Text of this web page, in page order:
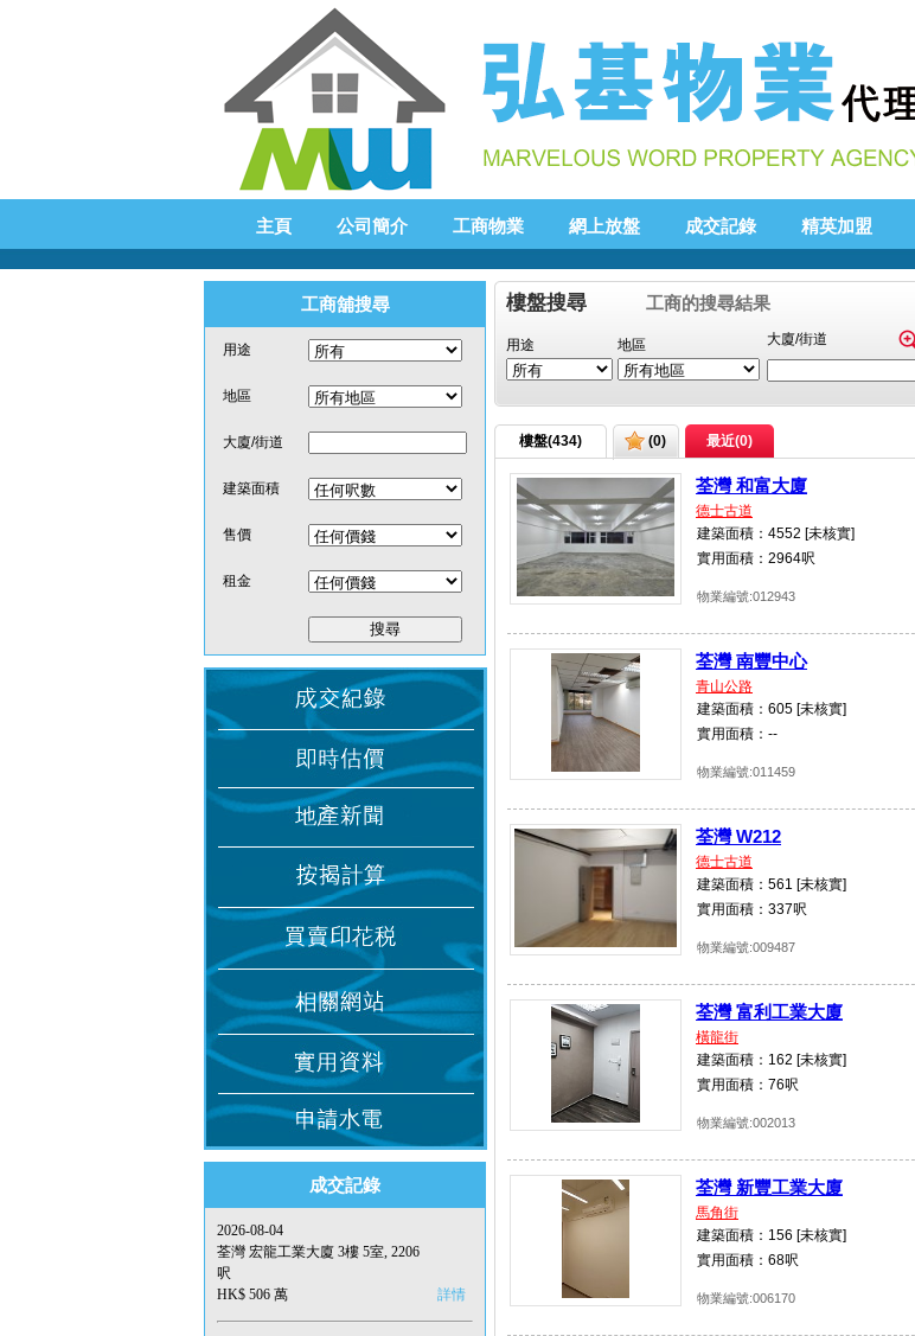
主頁 公司簡介 工商物業 網上放盤 成交記錄 精英加盟
樓盤搜尋 工商的搜尋結果
用途 地區 大廈/街道
樓盤(434) (0) 最近(0)
荃灣 和富大廈
德士古道
建築面積：4552 [未核實]
實用面積：2964呎
物業編號:012943
荃灣 南豐中心
青山公路
建築面積：605 [未核實]
實用面積：--
物業編號:011459
荃灣 W212
德士古道
建築面積：561 [未核實]
實用面積：337呎
物業編號:009487
荃灣 富利工業大廈
橫龍街
建築面積：162 [未核實]
實用面積：76呎
物業編號:002013
荃灣 新豐工業大廈
馬角街
建築面積：156 [未核實]
實用面積：68呎
物業編號:006170
工商舖搜尋
用途
地區
大廈/街道
建築面積
售價
租金
成交記錄
2026-08-04
荃灣 宏龍工業大廈 3樓 5室, 2206
呎
HK$ 506 萬
詳情